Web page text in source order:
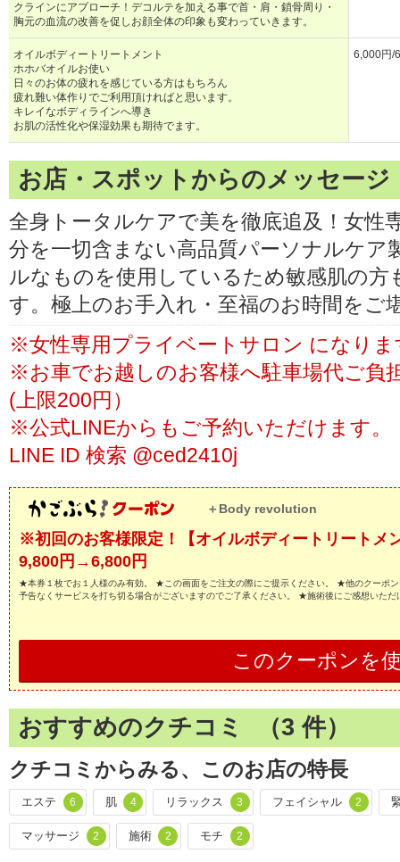
クラインにアプローチ！デコルテを加える事で首・肩・鎖骨周り・
胸元の血流の改善を促しお顔全体の印象も変わっていきます。
オイルボディートリートメント
ホホバオイルお使い
日々のお体の疲れを感じている方はもちろん
疲れ難い体作りでご利用頂ければと思います。
キレイなボディラインへ導き
お肌の活性化や保湿効果も期待でます。
6,000円/
お店・スポットからのメッセージ
全身トータルケアで美を徹底追及！女性
分を一切含まない高品質パーソナルケア
ルなものを使用しているため敏感肌の
す。極上のお手入れ・至福のお時間をご
※女性専用プライベートサロン になりま
※お車でお越しのお客様へ駐車場代ご負
(上限200円）
※公式LINEからもご予約いただけます。
LINE ID 検索 @ced2410j
＋Body revolution
※初回のお客様限定！【オイルボディートリートメ
9,800円→6,800円
★本券１枚でお１人様のみ有効。 ★この画面をご注文の際にご提示ください。 ★他のクーポ
予告なくサービスを打ち切る場合がございますのでご了承ください。 ★施術後にご感想いただ
このクーポンを
おすすめのクチコミ （3 件）
クチコミからみる、このお店の特長
エステ 6 肌 4 リラックス 3 フェイシャル 2
マッサージ 2 施術 2 モチ 2